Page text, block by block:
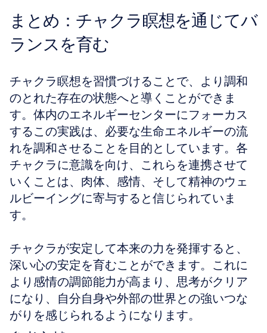
まとめ：チャクラ瞑想を通じてバ
ランスを育む
チャクラ瞑想を習慣づけることで、より調和
のとれた存在の状態へと導くことができま
す。体内のエネルギーセンターにフォーカス
するこの実践は、必要な生命エネルギーの流
れを調和させることを目的としています。各
チャクラに意識を向け、これらを連携させて
いくことは、肉体、感情、そして精神のウェ
ルビーイングに寄与すると信じられていま
す。
チャクラが安定して本来の力を発揮すると、
深い心の安定を育むことができます。これに
より感情の調節能力が高まり、思考がクリア
になり、自分自身や外部の世界との強いつな
がりを感じられるようになります。